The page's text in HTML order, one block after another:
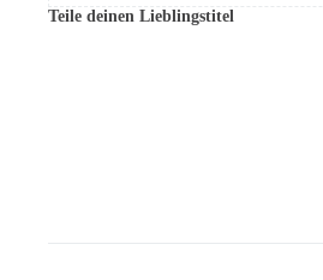
Teile deinen Lieblingstitel